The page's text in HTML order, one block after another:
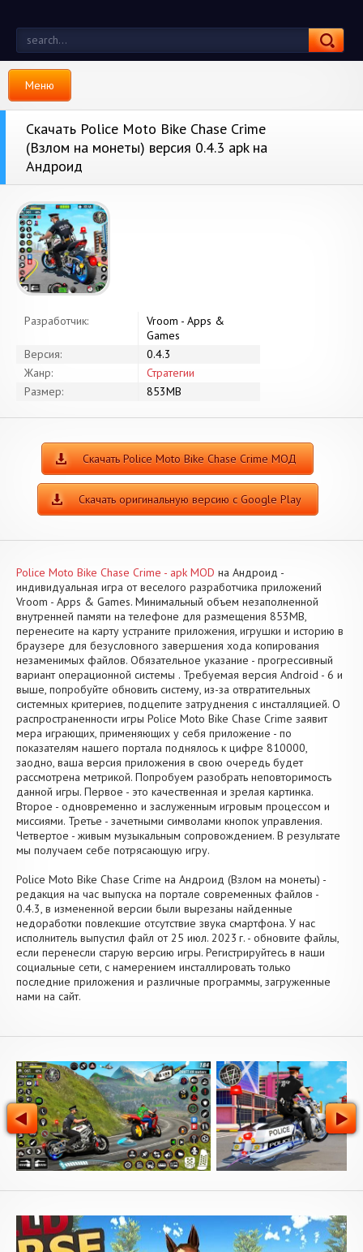
Меню
Скачать Police Moto Bike Chase Crime
(Взлом на монеты) версия 0.4.3 apk на
Андроид
Разработчик:
Vroom - Apps &
Games
Версия:
0.4.3
Жанр:
Стратегии
Размер:
853MB
Скачать Police Moto Bike Chase Crime МОД
Скачать оригинальную версию с Google Play
Police Moto Bike Chase Crime - apk MOD на Андроид -
индивидуальная игра от веселого разработчика приложений
Vroom - Apps & Games. Минимальный объем незаполненной
внутренней памяти на телефоне для размещения 853MB,
перенесите на карту устраните приложения, игрушки и историю в
браузере для безусловного завершения хода копирования
незаменимых файлов. Обязательное указание - прогрессивный
вариант операционной системы . Требуемая версия Android - 6 и
выше, попробуйте обновить систему, из-за отвратительных
системных критериев, подцепите затруднения с инсталляцией. О
распространенности игры Police Moto Bike Chase Crime заявит
мера играющих, применяющих у себя приложение - по
показателям нашего портала поднялось к цифре 810000,
заодно, ваша версия приложения в свою очередь будет
рассмотрена метрикой. Попробуем разобрать неповторимость
данной игры. Первое - это качественная и зрелая картинка.
Второе - одновременно и заслуженным игровым процессом и
миссиями. Третье - зачетными символами кнопок управления.
Четвертое - живым музыкальным сопровождением. В результате
мы получаем себе потрясающую игру.
Police Moto Bike Chase Crime на Андроид (Взлом на монеты) -
редакция на час выпуска на портале современных файлов -
0.4.3, в измененной версии были вырезаны найденные
недоработки повлекшие отсутствие звука смартфона. У нас
исполнитель выпустил файл от 25 июл. 2023 г. - обновите файлы,
если перенесли старую версию игры. Регистрируйтесь в наши
социальные сети, с намерением инсталлировать только
последние приложения и различные программы, загруженные
нами на сайт.